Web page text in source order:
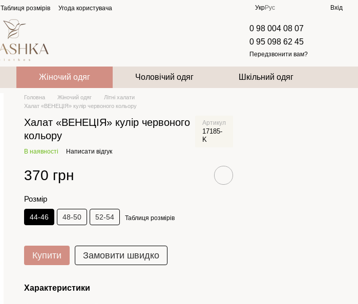
Таблиця розмірів Угода користувача УкрРус Вхід
0 98 004 08 07
0 95 098 62 45
Передзвонити вам?
Жіночий одяг Чоловічий одяг Шкільний одяг
Головна Жіночий одяг
Літні халати
Халат «ВЕНЕЦІЯ» кулір червоного кольору
Халат «ВЕНЕЦІЯ» кулір червоного
кольору
Артикул
17185-
K
В наявності Написати відгук
370 грн
Розмір
44-46 48-50 52-54 Таблиця розмірів
Купити Замовити швидко
Характеристики